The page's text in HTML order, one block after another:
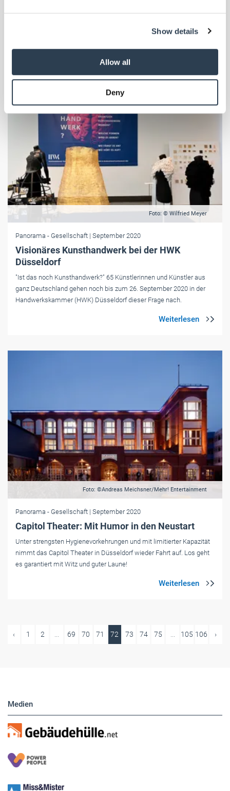
provide social media features and to analyse our traffic.
provided to them or that they’ve collected from your use
Weitere Informationen:Impressum Datenschutz
Show details
Allow all
Deny
Unter Berücksichtigung der Corona-Regeln fand unter diesem Tenor
Foto: © Wilfried Meyer
Panorama - Gesellschaft | September 2020
Visionäres Kunsthandwerk bei der HWK
Düsseldorf
"Ist das noch Kunsthandwerk?" 65 Künstlerinnen und Künstler aus
ganz Deutschland gehen noch bis zum 26. September 2020 in der
Handwerkskammer (HWK) Düsseldorf dieser Frage nach.
Foto: ©Andreas Meichsner/Mehr! Entertainment
Panorama - Gesellschaft | September 2020
Capitol Theater: Mit Humor in den Neustart
Unter strengsten Hygienevorkehrungen und mit limitierter Kapazität
nimmt das Capitol Theater in Düsseldorf wieder Fahrt auf. Los geht
es garantiert mit Witz und guter Laune!
‹ 1 2 ... 69 70 71 72 73 74 75 ... 105 106 ›
Medien